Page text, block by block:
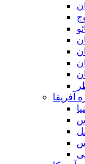
آفریقا